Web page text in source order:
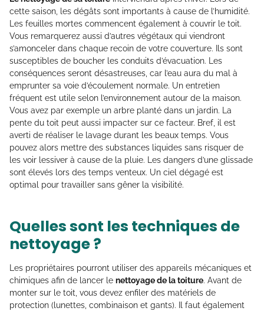
cette saison, les dégâts sont importants à cause de l’humidité.
Les feuilles mortes commencent également à couvrir le toit.
Vous remarquerez aussi d’autres végétaux qui viendront
s’amonceler dans chaque recoin de votre couverture. Ils sont
susceptibles de boucher les conduits d’évacuation. Les
conséquences seront désastreuses, car l’eau aura du mal à
emprunter sa voie d’écoulement normale. Un entretien
fréquent est utile selon l’environnement autour de la maison.
Vous avez par exemple un arbre planté dans un jardin. La
pente du toit peut aussi impacter sur ce facteur. Bref, il est
averti de réaliser le lavage durant les beaux temps. Vous
pouvez alors mettre des substances liquides sans risquer de
les voir lessiver à cause de la pluie. Les dangers d’une glissade
sont élevés lors des temps venteux. Un ciel dégagé est
optimal pour travailler sans gêner la visibilité.
Quelles sont les techniques de
nettoyage ?
Les propriétaires pourront utiliser des appareils mécaniques et
chimiques afin de lancer le nettoyage de la toiture. Avant de
monter sur le toit, vous devez enfiler des matériels de
protection (lunettes, combinaison et gants). Il faut également